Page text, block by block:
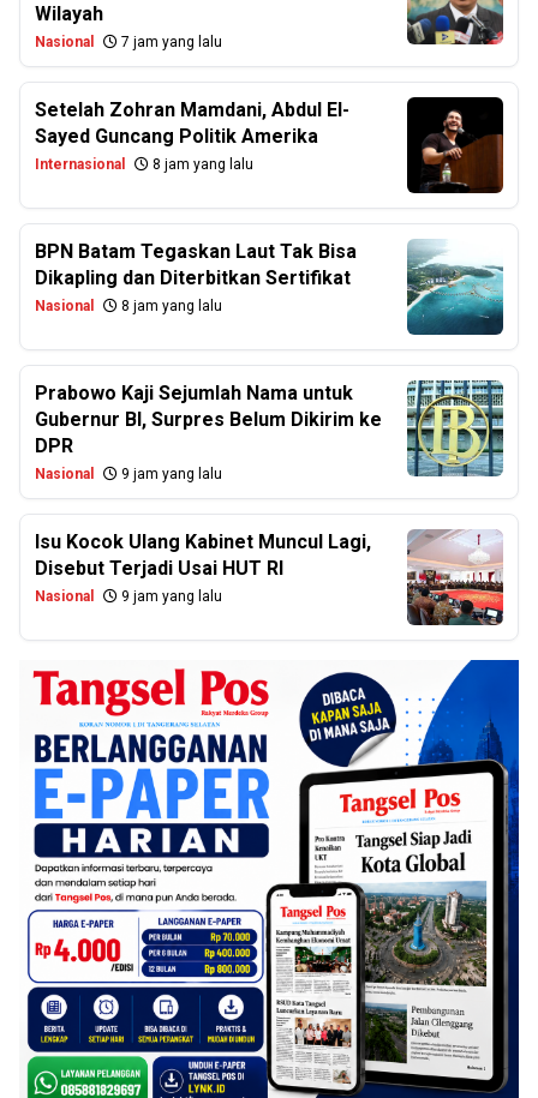
Wilayah
Nasional 7 jam yang lalu
Setelah Zohran Mamdani, Abdul El-
Sayed Guncang Politik Amerika
Internasional 8 jam yang lalu
BPN Batam Tegaskan Laut Tak Bisa
Dikapling dan Diterbitkan Sertifikat
Nasional 8 jam yang lalu
Prabowo Kaji Sejumlah Nama untuk
Gubernur BI, Surpres Belum Dikirim ke
DPR
Nasional 9 jam yang lalu
Isu Kocok Ulang Kabinet Muncul Lagi,
Disebut Terjadi Usai HUT RI
Nasional 9 jam yang lalu